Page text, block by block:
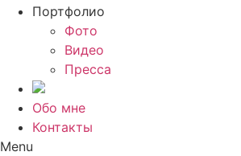
Портфолио
Фото
Видео
Пресса
Обо мне
Контакты
Menu